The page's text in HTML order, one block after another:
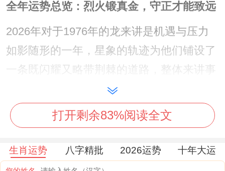
全年运势总览：烈火锻真金，守正才能致远
2026年对于1976年的龙来讲是机遇与压力
如影随形的一年，星象的轨迹为他们铺设了
一条既闪耀又略带荆棘的道路，整体来讲事
业上会出现令人瞩目的平台与机遇，个人技
能 将得到极大展现。
合作伙伴之间的竞争将异常激烈，甚至可能
打开剩余83%阅读全文
生肖运势 八字精批 2026运势 十年大运